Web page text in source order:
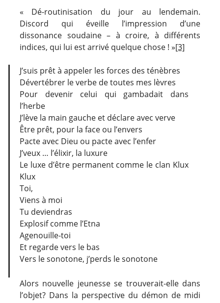
« Dé-routinisation du jour au lendemain.
Discord qui éveille l’impression d’une
dissonance soudaine – à croire, à différents
indices, qui lui est arrivé quelque chose ! »[3]
J’suis prêt à appeler les forces des ténèbres
Dévertébrer le verbe de toutes mes lèvres
Pour devenir celui qui gambadait dans
l’herbe
J’lève la main gauche et déclare avec verve
Être prêt, pour la face ou l’envers
Pacte avec Dieu ou pacte avec l’enfer
J’veux … l’élixir, la luxure
Le luxe d’être permanent comme le clan Klux
Klux
Toi,
Viens à moi
Tu deviendras
Explosif comme l’Etna
Agenouille-toi
Et regarde vers le bas
Vers le sonotone, j’perds le sonotone
Alors nouvelle jeunesse se trouverait-elle dans
l’objet? Dans la perspective du démon de midi